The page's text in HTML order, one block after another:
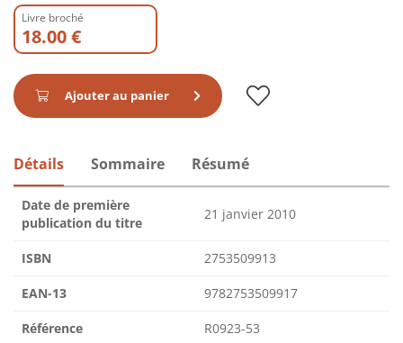
Livre broché
18.00 €
Ajouter au panier
Détails Sommaire Résumé
Date de première
publication du titre
21 janvier 2010
ISBN 2753509913
EAN-13 9782753509917
Référence R0923-53